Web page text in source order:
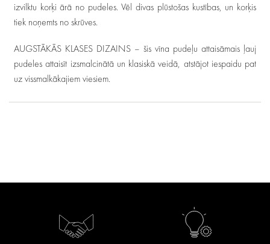
izvilktu korķi ārā no pudeles. Vēl divas plūstošas kustības, un korķis
tiek noņemts no skrūves.
AUGSTĀKĀS KLASES DIZAINS – šis vīna pudeļu attaisāmais ļauj
pudeles attaisīt izsmalcinātā un klasiskā veidā, atstājot iespaidu pat
uz vissmalkākajiem viesiem.